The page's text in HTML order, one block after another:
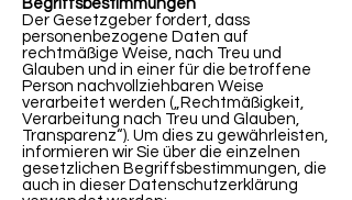
Begriffsbestimmungen
Der Gesetzgeber fordert, dass
personenbezogene Daten auf
rechtmäßige Weise, nach Treu und
Glauben und in einer für die betroffene
Person nachvollziehbaren Weise
verarbeitet werden („Rechtmäßigkeit,
Verarbeitung nach Treu und Glauben,
Transparenz“). Um dies zu gewährleisten,
informieren wir Sie über die einzelnen
gesetzlichen Begriffsbestimmungen, die
auch in dieser Datenschutzerklärung